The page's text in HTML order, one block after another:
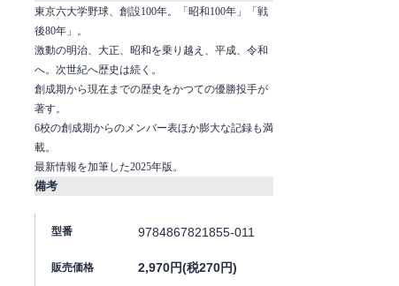
東京六大学野球、創設100年。「昭和100年」「戦
後80年」。
激動の明治、大正、昭和を乗り越え、平成、令和
へ。次世紀へ歴史は続く。
創成期から現在までの歴史をかつての優勝投手が
著す。
6校の創成期からのメンバー表ほか膨大な記録も満
載。
最新情報を加筆した2025年版。
備考
型番 9784867821855-011
販売価格 2,970円(税270円)